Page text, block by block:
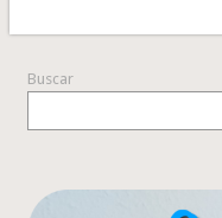
Buscar